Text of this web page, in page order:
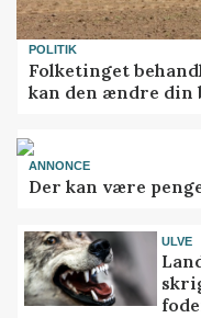
POLITIK
Folketinget
kan den ændre din
ANNONCE
Der kan være
ULVE